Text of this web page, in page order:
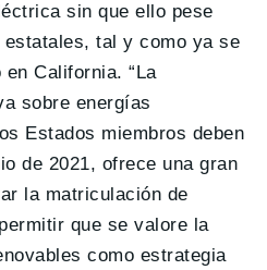
sin que ello pese
tal y como ya se
California. “La
sobre energías
Estados miembros deben
de 2021, ofrece una gran
la matriculación de
que se valore la
como estrategia